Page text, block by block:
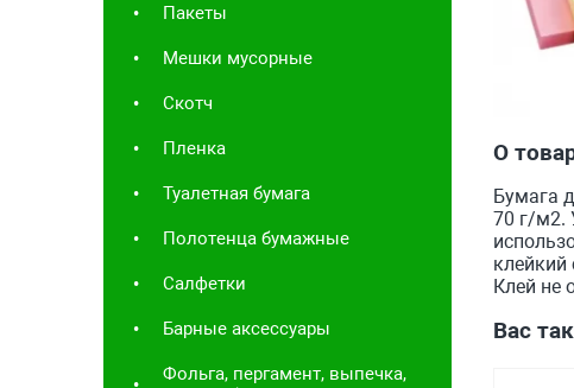
Пакеты
Мешки мусорные
Скотч
Пленка
Туалетная бумага
Полотенца бумажные
Салфетки
Барные аксессуары
Фольга, пергамент, выпечка,
О
Бумага
70 г/м2.
клейкий
Клей не
Вас